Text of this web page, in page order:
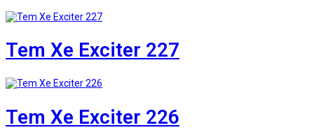
Tem Xe Exciter 227
Tem Xe Exciter 226